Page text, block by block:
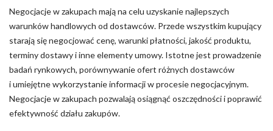
Negocjacje w zakupach mają na celu uzyskanie najlepszych
warunków handlowych od dostawców. Przede wszystkim kupujący
starają się negocjować cenę, warunki płatności, jakość produktu,
terminy dostawy i inne elementy umowy. Istotne jest prowadzenie
badań rynkowych, porównywanie ofert różnych dostawców
i umiejętne wykorzystanie informacji w procesie negocjacyjnym.
Negocjacje w zakupach pozwalają osiągnąć oszczędności i poprawić
efektywność działu zakupów.